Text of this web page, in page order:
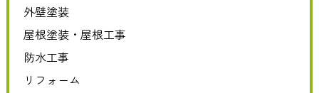
外壁塗装
屋根塗装・屋根工事
防水工事
リフォーム